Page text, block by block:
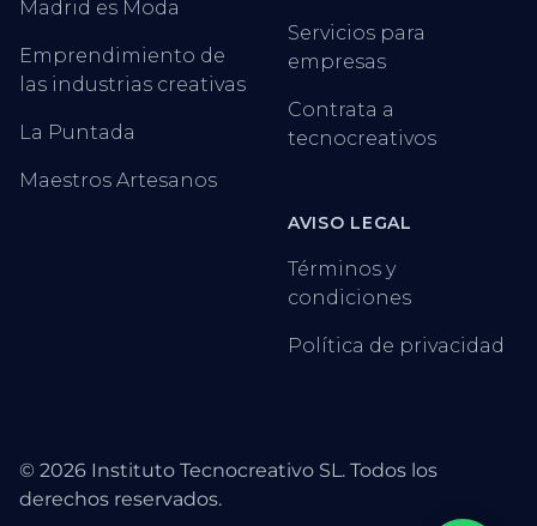
Madrid es Moda
Emprendimiento de
las industrias creativas
La Puntada
Maestros Artesanos
Servicios para
empresas
Contrata a
tecnocreativos
AVISO LEGAL
Términos y
condiciones
Política de privacidad
© 2026 Instituto Tecnocreativo SL. Todos los
derechos reservados.